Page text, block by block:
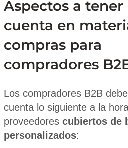
Aspectos a tener
cuenta en
compras para
compradores
Los compradores B2B
cuenta lo siguiente a la
proveedores cubiertos de
personalizados: